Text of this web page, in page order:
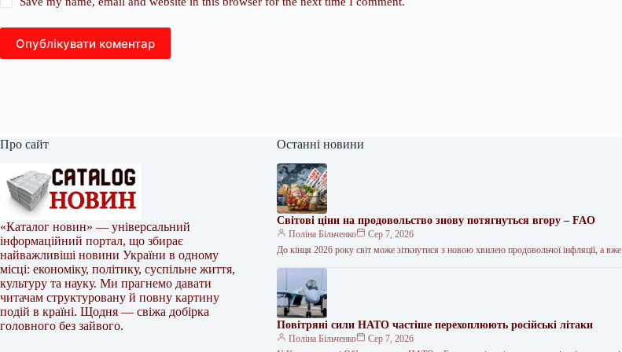
Опублікувати коментар
Про сайт
«Каталог новин» — універсальний
інформаційний портал, що збирає
найважливіші новини України в одному
місці: економіку, політику, суспільне життя,
культуру та науку. Ми прагнемо давати
читачам структуровану й повну картину
подій в країні. Щодня — свіжа добірка
головного без зайвого.
Останні новини
Світові ціни на продовольство знову потягнуться вгору – FAO
Поліна Більченко
Сер 7, 2026
До кінця 2026 року світ може зіткнутися з новою хвилею продовольчої інфляції, а
Повітряні сили НАТО частіше перехоплюють російські літаки
Поліна Більченко
Сер 7, 2026